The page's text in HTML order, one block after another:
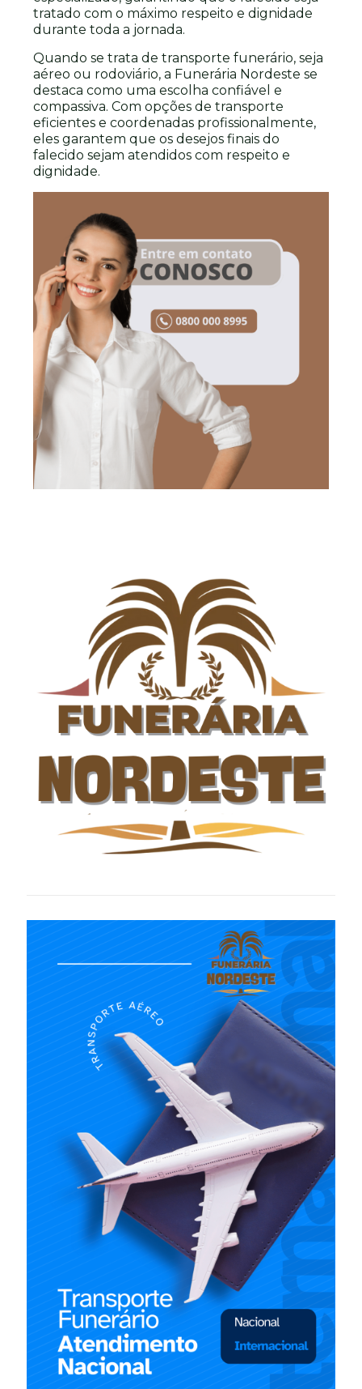
tratado com o máximo respeito e dignidade
durante toda a jornada.
Quando se trata de transporte funerário, seja
aéreo ou rodoviário, a Funerária Nordeste se
destaca como uma escolha confiável e
compassiva. Com opções de transporte
eficientes e coordenadas profissionalmente,
eles garantem que os desejos finais do
falecido sejam atendidos com respeito e
dignidade.